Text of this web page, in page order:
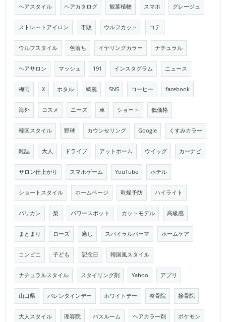
ヘアスタイル ヘアカタログ 観葉植物 スマホ グレージュ
ストレートアイロン 市販 ウルフカット コテ
ウルフスタイル 色落ち イヤリングカラー ナチュラル
ヘアサロン マッシュ 191 インスタグラム ニュース
梅雨 X ホタル 綺麗 SNS コーヒー facebook
海外 コスメ ニーズ 車 ショート 低価格
韓国スタイル 野球 カウンセリング Google くすみカラー
雑誌 大人 ドライブ アットホーム ウイッグ カーナビ
サロン仕上がり スマホゲーム YouTube ホテル
ショートスタイル ホームページ 乾燥予防 ハイライト
バリカン 梨 パワースポット カットモデル 高級感
まとまり ローズ 癒し スパイラルパーマ ホームケア
コンビニ 子ども 記念日 韓国風スタイル
ナチュラルスタイル スタイリング剤 Yahoo アプリ
山口県 バレンタインデー ホワイトデー 整骨院 接骨院
大人スタイル 理容院 バスルーム ヘアカラー剤 ポケモン